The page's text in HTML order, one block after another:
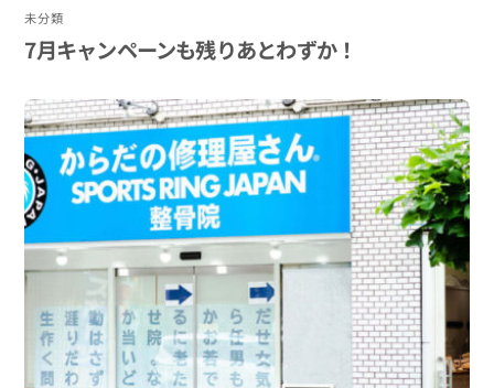
未分類
7月キャンペーンも残りあとわずか！